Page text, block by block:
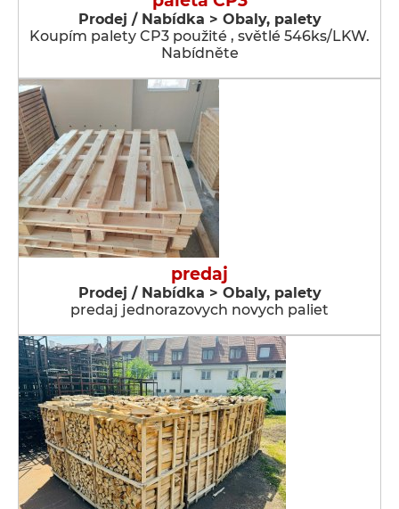
Prodej / Nabídka > Obaly, palety
Koupím palety CP3 použité , světlé 546ks/LKW.
Nabídněte
predaj
Prodej / Nabídka > Obaly, palety
predaj jednorazovych novych paliet